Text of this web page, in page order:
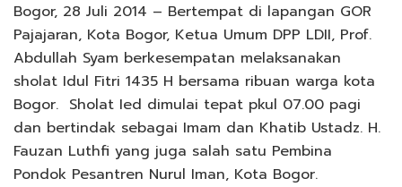
Bogor, 28 Juli 2014 – Bertempat di lapangan GOR
Pajajaran, Kota Bogor, Ketua Umum DPP LDII, Prof.
Abdullah Syam berkesempatan melaksanakan
sholat Idul Fitri 1435 H bersama ribuan warga kota
Bogor. Sholat Ied dimulai tepat pkul 07.00 pagi
dan bertindak sebagai Imam dan Khatib Ustadz. H.
Fauzan Luthfi yang juga salah satu Pembina
Pondok Pesantren Nurul Iman, Kota Bogor.